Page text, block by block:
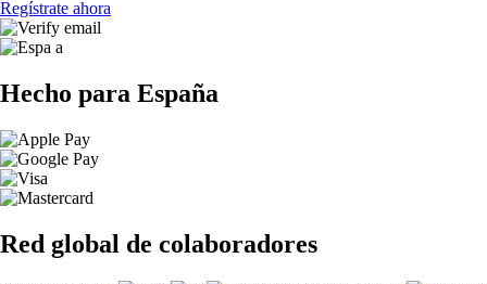
Regístrate ahora
Hecho para España
Red global de colaboradores